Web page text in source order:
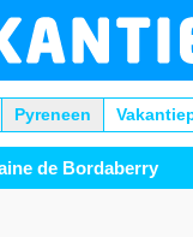
Pyreneen
de Bordaberry